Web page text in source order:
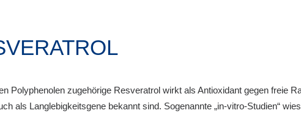
Polyphenolen zugehörige Resveratrol wirkt als Antioxidant gegen freie
als Langlebigkeitsgene bekannt sind. Sogenannte „in-vitro-Studien“